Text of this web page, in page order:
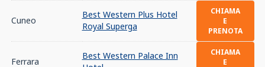
Cuneo
Best Western Plus Hotel
Royal Superga
CHIAMA
E
PRENOTA
Ferrara
Best Western Palace Inn
CHIAMA
E